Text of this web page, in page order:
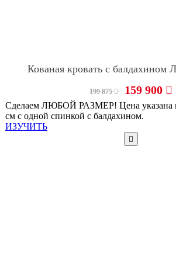
Кованая кровать с
199 875 159 900
Сделаем ЛЮБОЙ РАЗМЕР! Цена указана
см с одной спинкой с балдахином.
ИЗУЧИТЬ